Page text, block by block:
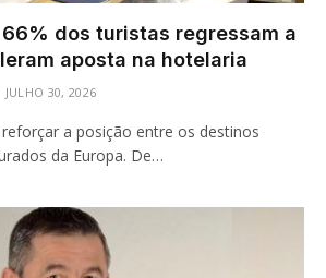
66% dos turistas regressam a
aposta na hotelaria
JULHO 30, 2026
a posição entre os destinos
da Europa. De…